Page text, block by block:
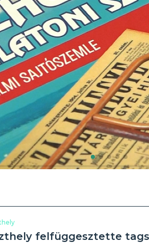
felfüggesztette